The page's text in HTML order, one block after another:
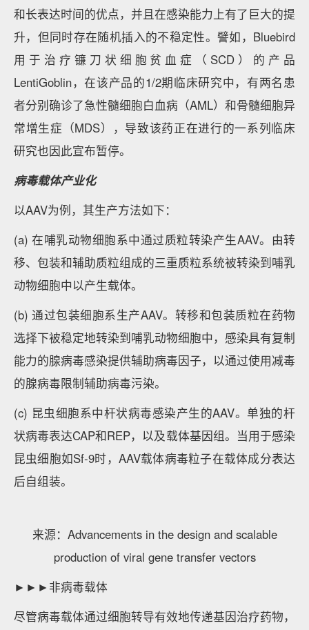
和长表达时间的优点，并且在感染能力上有了巨大的提
升，但同时存在随机插入的不稳定性。譬如，Bluebird
用于治疗镰刀状细胞贫血症（SCD）的产品
LentiGoblin，在该产品的1/2期临床研究中，有两名患
者分别确诊了急性髓细胞白血病（AML）和骨髓细胞异
常增生症（MDS），导致该药正在进行的一系列临床
研究也因此宣布暂停。
病毒载体产业化
以AAV为例，其生产方法如下：
(a) 在哺乳动物细胞系中通过质粒转染产生AAV。由转
移、包装和辅助质粒组成的三重质粒系统被转染到哺乳
动物细胞中以产生载体。
(b) 通过包装细胞系生产AAV。转移和包装质粒在药物
选择下被稳定地转染到哺乳动物细胞中，感染具有复制
能力的腺病毒感染提供辅助病毒因子，以通过使用减毒
的腺病毒限制辅助病毒污染。
(c) 昆虫细胞系中杆状病毒感染产生的AAV。单独的杆
状病毒表达CAP和REP，以及载体基因组。当用于感染
昆虫细胞如Sf‑9时，AAV载体病毒粒子在载体成分表达
后自组装。
来源：Advancements in the design and scalable
production of viral gene transfer vectors
►►►非病毒载体
尽管病毒载体通过细胞转导有效地传递基因治疗药物，